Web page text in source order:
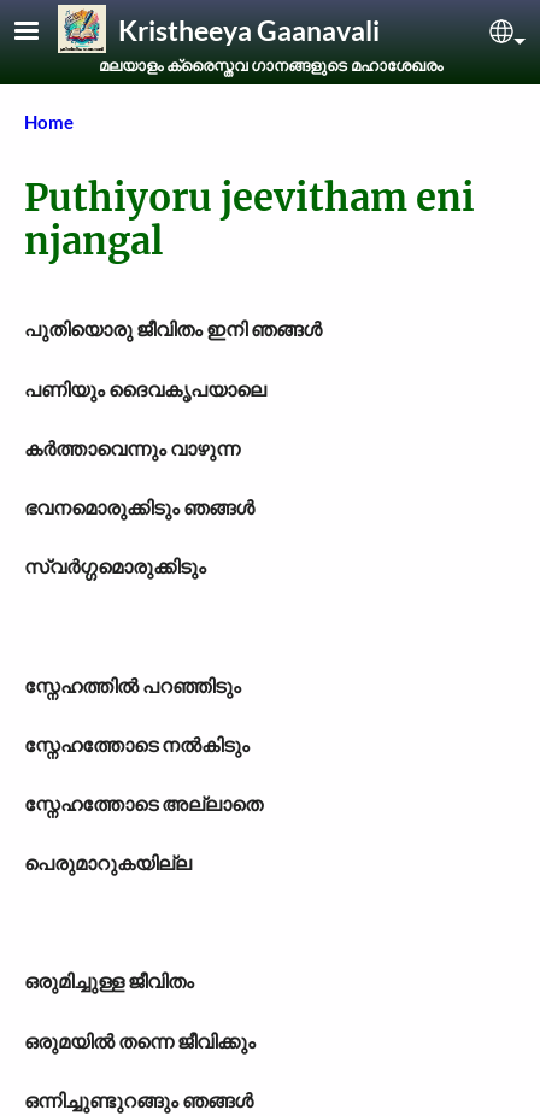
Skip to main contentKristheeya Gaanavali
മലയാളം ക്രൈസ്തവ ഗാനങ്ങളുടെ മഹാശേഖരം
Breadcrumb
Home
Puthiyoru jeevitham eni
njangal
പുതിയൊരു ജീവിതം ഇനി ഞങ്ങള്‍
പണിയും ദൈവകൃപയാലെ
കര്‍ത്താവെന്നും വാഴുന്ന
ഭവനമൊരുക്കിടും ഞങ്ങള്‍
സ്വര്‍ഗ്ഗമൊരുക്കിടും
സ്നേഹത്തില്‍ പറഞ്ഞിടും
സ്നേഹത്തോടെ നല്‍കിടും
സ്നേഹത്തോടെ അല്ലാതെ
പെരുമാറുകയില്ല
ഒരുമിച്ചുള്ള ജീവിതം
ഒരുമയില്‍ തന്നെ ജീവിക്കും
ഒന്നിച്ചുണ്ടുറങ്ങും ഞങ്ങള്‍